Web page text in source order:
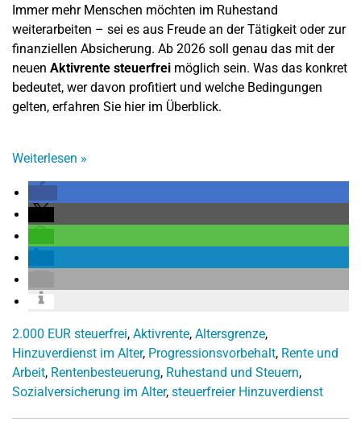
Immer mehr Menschen möchten im Ruhestand
weiterarbeiten – sei es aus Freude an der Tätigkeit oder zur
finanziellen Absicherung. Ab 2026 soll genau das mit der
neuen Aktivrente steuerfrei möglich sein. Was das konkret
bedeutet, wer davon profitiert und welche Bedingungen
gelten, erfahren Sie hier im Überblick.
Weiterlesen »
2.000 EUR steuerfrei, Aktivrente, Altersgrenze,
Hinzuverdienst im Alter, Progressionsvorbehalt, Rente und
Arbeit, Rentenbesteuerung, Ruhestand und Steuern,
Sozialversicherung im Alter, steuerfreier Hinzuverdienst